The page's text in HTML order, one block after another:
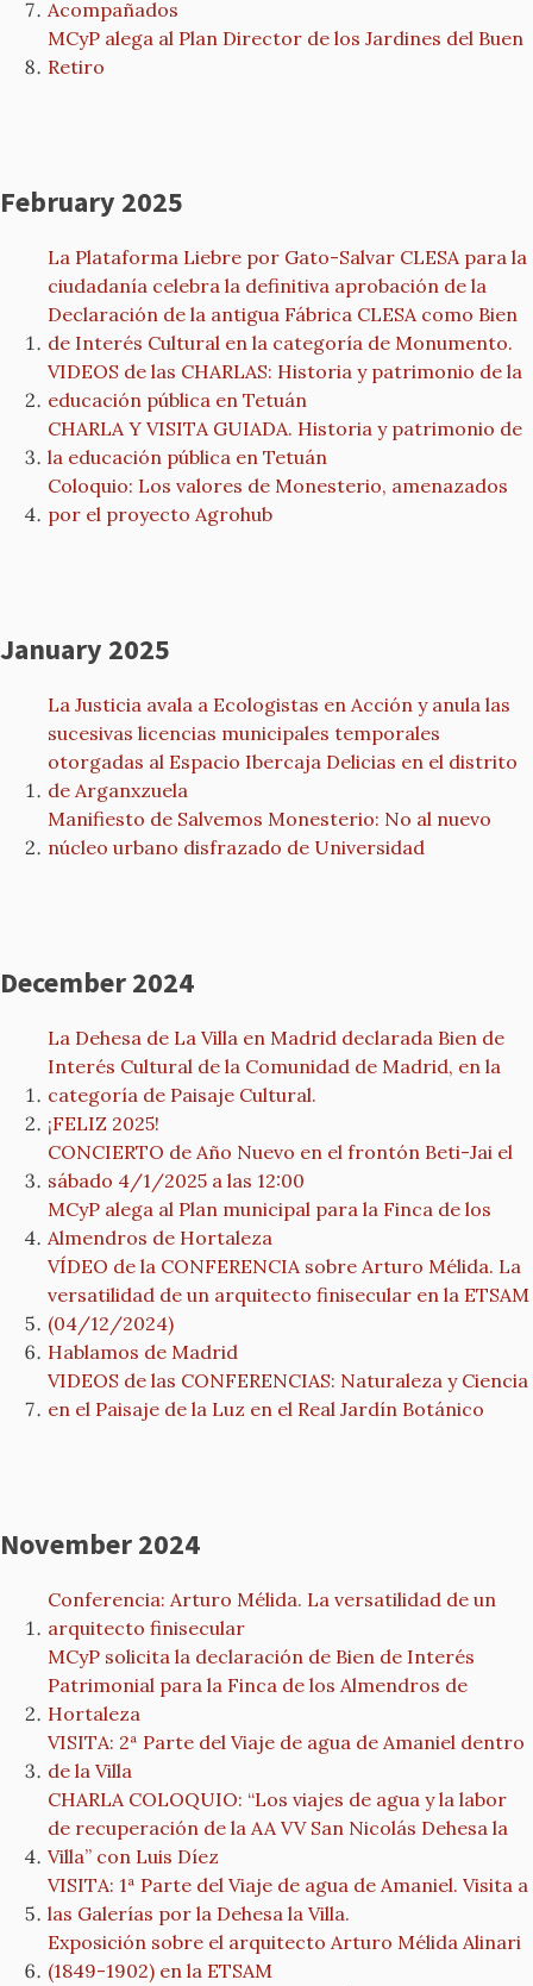
Acompañados
MCyP alega al Plan Director de los Jardines del Buen
Retiro
February 2025
La Plataforma Liebre por Gato-Salvar CLESA para la
ciudadanía celebra la definitiva aprobación de la
Declaración de la antigua Fábrica CLESA como Bien
de Interés Cultural en la categoría de Monumento.
VIDEOS de las CHARLAS: Historia y patrimonio de la
educación pública en Tetuán
CHARLA Y VISITA GUIADA. Historia y patrimonio de
la educación pública en Tetuán
Coloquio: Los valores de Monesterio, amenazados
por el proyecto Agrohub
January 2025
La Justicia avala a Ecologistas en Acción y anula las
sucesivas licencias municipales temporales
otorgadas al Espacio Ibercaja Delicias en el distrito
de Arganxzuela
Manifiesto de Salvemos Monesterio: No al nuevo
núcleo urbano disfrazado de Universidad
December 2024
La Dehesa de La Villa en Madrid declarada Bien de
Interés Cultural de la Comunidad de Madrid, en la
categoría de Paisaje Cultural.
¡FELIZ 2025!
CONCIERTO de Año Nuevo en el frontón Beti-Jai el
sábado 4/1/2025 a las 12:00
MCyP alega al Plan municipal para la Finca de los
Almendros de Hortaleza
VÍDEO de la CONFERENCIA sobre Arturo Mélida. La
versatilidad de un arquitecto finisecular en la ETSAM
(04/12/2024)
Hablamos de Madrid
VIDEOS de las CONFERENCIAS: Naturaleza y Ciencia
en el Paisaje de la Luz en el Real Jardín Botánico
November 2024
Conferencia: Arturo Mélida. La versatilidad de un
arquitecto finisecular
MCyP solicita la declaración de Bien de Interés
Patrimonial para la Finca de los Almendros de
Hortaleza
VISITA: 2ª Parte del Viaje de agua de Amaniel dentro
de la Villa
CHARLA COLOQUIO: “Los viajes de agua y la labor
de recuperación de la AA VV San Nicolás Dehesa la
Villa” con Luis Díez
VISITA: 1ª Parte del Viaje de agua de Amaniel. Visita a
las Galerías por la Dehesa la Villa.
Exposición sobre el arquitecto Arturo Mélida Alinari
(1849-1902) en la ETSAM